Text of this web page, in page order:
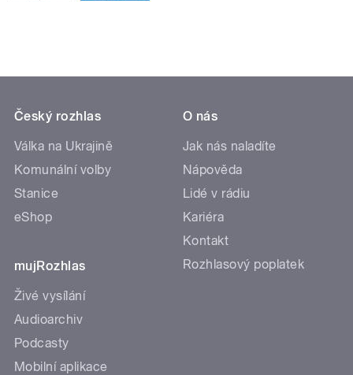
Český rozhlas
Válka na Ukrajině
Komunální volby
Stanice
eShop
mujRozhlas
Živé vysílání
Audioarchiv
Podcasty
Mobilní aplikace
O nás
Jak nás naladíte
Nápověda
Lidé v rádiu
Kariéra
Kontakt
Rozhlasový poplatek